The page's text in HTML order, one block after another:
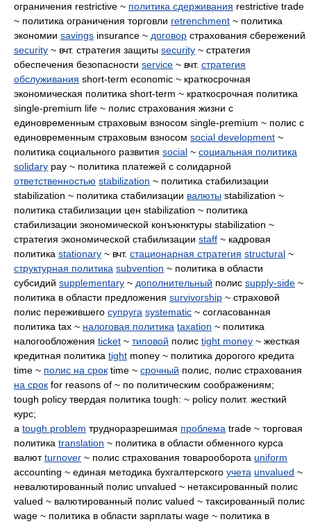
ограничения restrictive ~ политика сдерживания restrictive trade
~ политика ограничения торговли retrenchment ~ политика
экономии savings insurance ~ договор страхования сбережений
security ~ вчт. стратегия защиты security ~ стратегия
обеспечения безопасности service ~ вчт. стратегия
обслуживания short-term economic ~ краткосрочная
экономическая политика short-term ~ краткосрочная политика
single-premium life ~ полис страхования жизни с
единовременным страховым взносом single-premium ~ полис с
единовременным страховым взносом social development ~
политика социального развития social ~ социальная политика
solidary pay ~ политика платежей с солидарной
ответственностью stabilization ~ политика стабилизации
stabilization ~ политика стабилизации валюты stabilization ~
политика стабилизации цен stabilization ~ политика
стабилизации экономической конъюнктуры stabilization ~
стратегия экономической стабилизации staff ~ кадровая
политика stationary ~ вчт. стационарная стратегия structural ~
структурная политика subvention ~ политика в области
субсидий supplementary ~ дополнительный полис supply-side ~
политика в области предложения survivorship ~ страховой
полис пережившего супруга systematic ~ согласованная
политика tax ~ налоговая политика taxation ~ политика
налогообложения ticket ~ типовой полис tight money ~ жесткая
кредитная политика tight money ~ политика дорогого кредита
time ~ полис на срок time ~ срочный полис, полис страхования
на срок for reasons of ~ по политическим соображениям;
tough policy твердая политика tough: ~ policy полит. жесткий
курс;
a tough problem трудноразрешимая проблема trade ~ торговая
политика translation ~ политика в области обменного курса
валютturnover ~ полис страхования товарооборота uniform
accounting ~ единая методика бухгалтерского учета unvalued ~
невалютированный полис unvalued ~ нетаксированный полис
valued ~ валютированный полис valued ~ таксированный полис
wage ~ политика в области зарплаты wage ~ политика в